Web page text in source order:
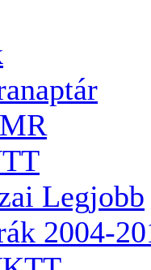
Legjobb
2004-